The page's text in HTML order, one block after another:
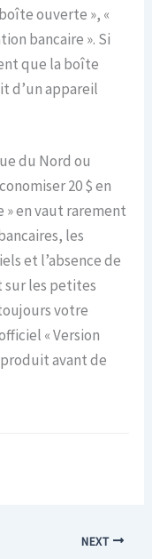
ouverte », «
bancaire ». Si
que la boîte
d’un appareil
du Nord ou
20 $ en
» en vaut rarement
les
et l’absence de
sur les petites
votre
« Version
avant de
NEXT